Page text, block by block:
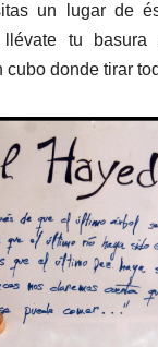
un lugar de
tu basura
cubo donde tirar